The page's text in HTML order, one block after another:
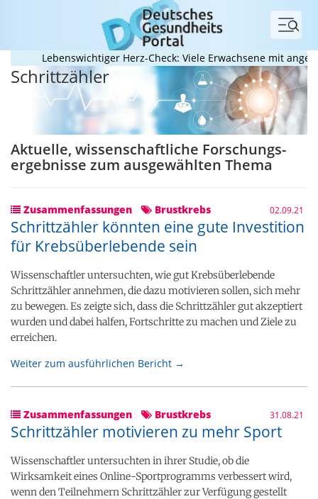
Menü
Lebenswichtiger Herz-Check: Viele Erwachsene mit
Schrittzähler
Aktuelle, wissenschaftliche Forschungs­
ergebnisse zum ausgewählten Thema
Zusammenfassungen Brustkrebs 02.09.21
Schrittzähler könnten eine gute Investition
für Krebsüberlebende sein
Wissenschaftler untersuchten, wie gut Krebsüberlebende
Schrittzähler annehmen, die dazu motivieren sollen, sich mehr
zu bewegen. Es zeigte sich, dass die Schrittzähler gut akzeptiert
wurden und dabei halfen, Fortschritte zu machen und Ziele zu
erreichen.
Weiter zum ausführlichen Bericht →
Zusammenfassungen Brustkrebs 31.08.21
Schrittzähler motivieren zu mehr Sport
Wissenschaftler untersuchten in ihrer Studie, ob die
Wirksamkeit eines Online-Sportprogramms verbessert wird,
wenn den Teilnehmern Schrittzähler zur Verfügung gestellt